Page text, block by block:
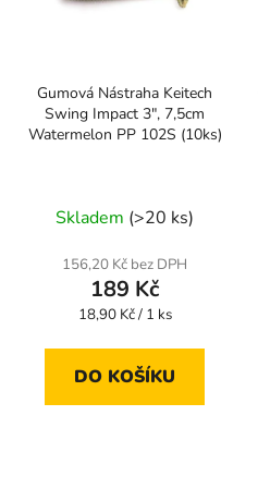
Gumová Nástraha Keitech
Swing Impact 3", 7,5cm
Watermelon PP 102S (10ks)
Skladem (>20 ks)
156,20 Kč bez DPH
189 Kč
Měrná
18,90 Kč / 1 ks
DO KOŠÍKU